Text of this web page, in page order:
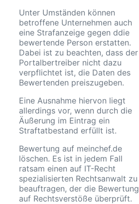
Unter Umständen können
betroffene Unternehmen auch
eine Strafanzeige gegen ddie
bewertende Person erstatten.
Dabei ist zu beachten, dass der
Portalbertreiber nicht dazu
verpflichtet ist, die Daten des
Bewertenden preiszugeben.
Eine Ausnahme hiervon liegt
allerdings vor, wenn durch die
Äußerung im Eintrag ein
Straftatbestand erfüllt ist.
Bewertung auf meinchef.de
löschen. Es ist in jedem Fall
ratsam einen auf IT-Recht
spezialisierten Rechtsanwalt zu
beauftragen, der die Bewertung
auf Rechtsverstöße überprüft.